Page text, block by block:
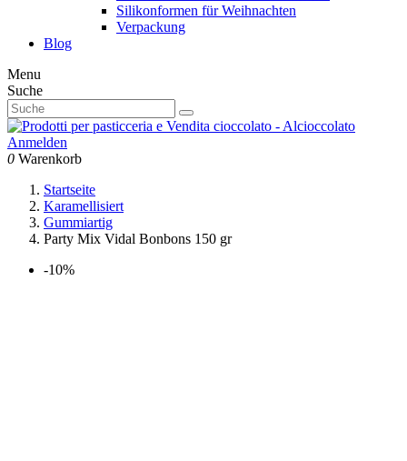
Silikonformen für Weihnachten
Verpackung
Blog
Menu
Suche
Anmelden
0 Warenkorb
Startseite
Karamellisiert
Gummiartig
Party Mix Vidal Bonbons 150 gr
-10%